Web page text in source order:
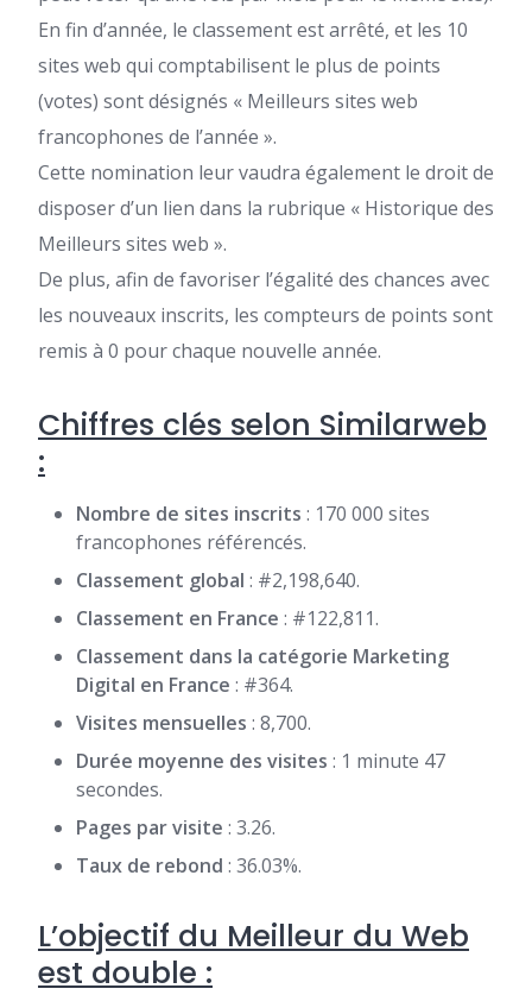
En fin d’année, le classement est arrêté, et les 10
sites web qui comptabilisent le plus de points
(votes) sont désignés « Meilleurs sites web
francophones de l’année ».
Cette nomination leur vaudra également le droit de
disposer d’un lien dans la rubrique « Historique des
Meilleurs sites web ».
De plus, afin de favoriser l’égalité des chances avec
les nouveaux inscrits, les compteurs de points sont
remis à 0 pour chaque nouvelle année.
Chiffres clés selon Similarweb
:
Nombre de sites inscrits : 170 000 sites
francophones référencés.
Classement global : #2,198,640.
Classement en France : #122,811.
Classement dans la catégorie Marketing
Digital en France : #364.
Visites mensuelles : 8,700.
Durée moyenne des visites : 1 minute 47
secondes.
Pages par visite : 3.26.
Taux de rebond : 36.03%.
L’objectif du Meilleur du Web
est double :